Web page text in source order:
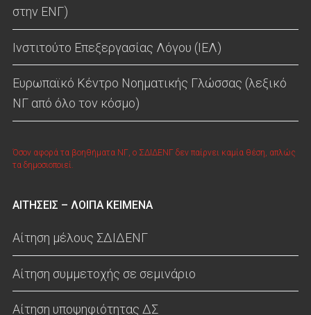
στην ΕΝΓ)
Ινστιτούτο Επεξεργασίας Λόγου (ΙΕΛ)
Ευρωπαϊκό Κέντρο Νοηματικής Γλώσσας (λεξικό
ΝΓ από όλο τον κόσμο)
Όσον αφορά τα βοηθήματα ΝΓ, ο ΣΔΙΔΕΝΓ δεν παίρνει καμία θέση, απλώς
τα δημοσιοποιεί.
ΑΙΤΗΣΕΙΣ – ΛΟΙΠΑ ΚΕΙΜΕΝΑ
Αίτηση μέλους ΣΔΙΔΕΝΓ
Αίτηση συμμετοχής σε σεμινάριο
Αίτηση υποψηφιότητας ΔΣ